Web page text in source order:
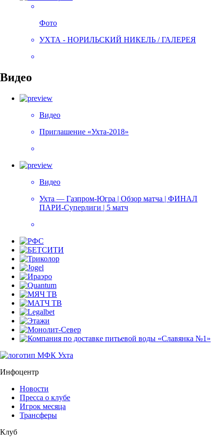
Фото
УХТА - НОРИЛЬСКИЙ НИКЕЛЬ / ГАЛЕРЕЯ
Видео
Видео
Приглашение «Ухта-2018»
Видео
Ухта — Газпром-Югра | Обзор матча | ФИНАЛ
ПАРИ-Суперлиги | 5 матч
Инфоцентр
Новости
Пресса о клубе
Игрок месяца
Трансферы
Клуб